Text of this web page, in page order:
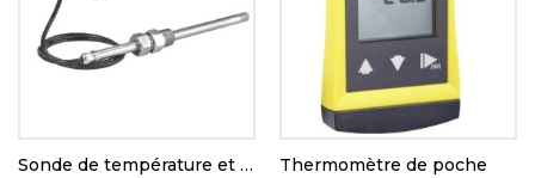
Sonde de température et humidité Thermomètre de poche